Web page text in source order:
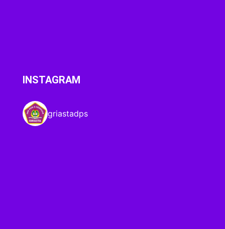
INSTAGRAM
griastadps